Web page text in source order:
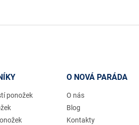
ponožek
O NOVÁ PARÁDA
O nás
Blog
Kontakty